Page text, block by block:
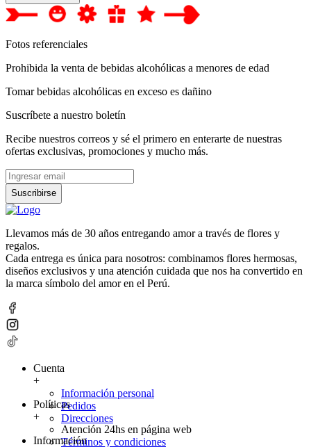
Fotos referenciales
Prohibida la venta de bebidas alcohólicas a menores de edad
Tomar bebidas alcohólicas en exceso es dañino
Suscríbete a nuestro boletín
Recibe nuestros correos y sé el primero en enterarte de nuestras
ofertas exclusivas, promociones y mucho más.
Suscribirse
Llevamos más de 30 años entregando amor a través de flores y
regalos.
Cada entrega es única para nosotros: combinamos flores hermosas,
diseños exclusivos y una atención cuidada que nos ha convertido en
la marca símbolo del amor en el Perú.
Cuenta
+
Información personal
Pedidos
Direcciones
Políticas
+
Atención 24hs en página web
Términos y condiciones
Información